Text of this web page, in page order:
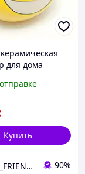
для дома
подарок для
Купить
Suveniru_FRIENDS 90%